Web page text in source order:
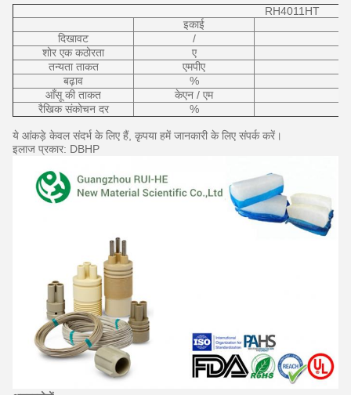
RH4011HT
इकाई
दिखावट
/
शोर एक कठोरता
ए
तन्यता ताकत
एमपीए
बढ़ाव
%
आँसू की ताकत
केएन / एम
रैखिक संकोचन दर
%
ये आंकड़े केवल संदर्भ के लिए हैं, कृपया हमें जानकारी के लिए संपर्क करें।
इलाज प्रकार: DBHP